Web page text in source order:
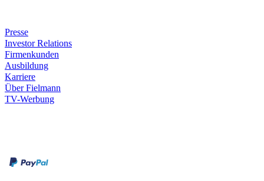
Presse
Investor Relations
Firmenkunden
Ausbildung
Karriere
Über Fielmann
TV-Werbung